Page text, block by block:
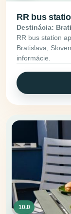
RR bus
Destinácia:
RR bus station
Bratislava,
informácie.
10.0